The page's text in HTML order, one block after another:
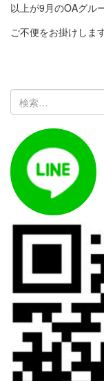
以上が9月のOAグル
ご不便をお掛けしま
索: